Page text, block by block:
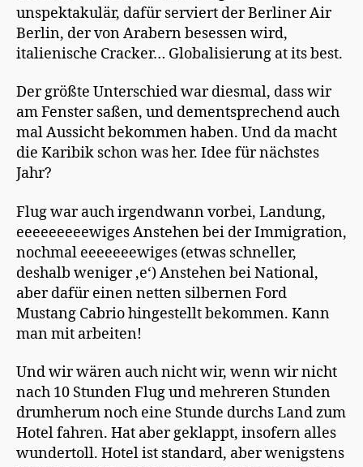
unspektakulär, dafür serviert der Berliner Air
Berlin, der von Arabern besessen wird,
italienische Cracker… Globalisierung at its best.
Der größte Unterschied war diesmal, dass wir
am Fenster saßen, und dementsprechend auch
mal Aussicht bekommen haben. Und da macht
die Karibik schon was her. Idee für nächstes
Jahr?
Flug war auch irgendwann vorbei, Landung,
eeeeeeeeewiges Anstehen bei der Immigration,
nochmal eeeeeeewiges (etwas schneller,
deshalb weniger ‚e‘) Anstehen bei National,
aber dafür einen netten silbernen Ford
Mustang Cabrio hingestellt bekommen. Kann
man mit arbeiten!
Und wir wären auch nicht wir, wenn wir nicht
nach 10 Stunden Flug und mehreren Stunden
drumherum noch eine Stunde durchs Land zum
Hotel fahren. Hat aber geklappt, insofern alles
wundertoll. Hotel ist standard, aber wenigstens